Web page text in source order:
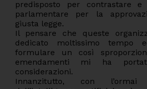
predisposto per contrastare e
parlamentare per la
giusta legge.
Il pensare che queste
dedicato moltissimo tempo
formulare un così
emendamenti mi ha
considerazioni.
Innanzitutto, con